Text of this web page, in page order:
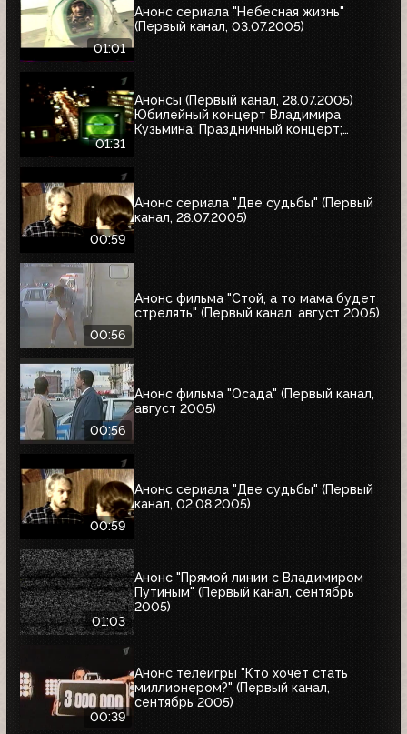
01:01
Анонс сериала "Небесная жизнь"
(Первый канал, 03.07.2005)
01:31
Анонсы (Первый канал, 28.07.2005)
Юбилейный концерт Владимира
Кузьмина; Праздничный концерт;
00:59
Анонс сериала "Две судьбы" (Первый
канал, 28.07.2005)
00:56
Анонс фильма "Стой, а то мама будет
стрелять" (Первый канал, август 2005)
00:56
Анонс фильма "Осада" (Первый канал,
август 2005)
00:59
Анонс сериала "Две судьбы" (Первый
канал, 02.08.2005)
01:03
Анонс "Прямой линии с Владимиром
Путиным" (Первый канал, сентябрь
2005)
00:39
Анонс телеигры "Кто хочет стать
миллионером?" (Первый канал,
сентябрь 2005)